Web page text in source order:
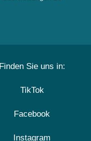
Finden Sie uns in:
TikTok
Facebook
Instagram